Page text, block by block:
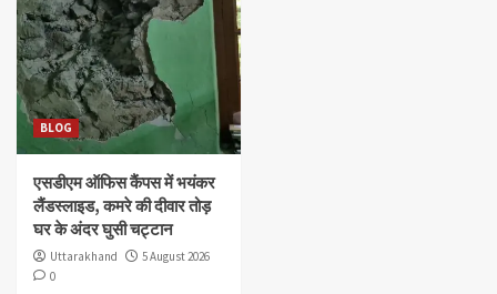
BLOG
एसडीएम ऑफिस कैंपस में भयंकर
लैंडस्लाइड, कमरे की दीवार तोड़
घर के अंदर घुसी चट्टान
Uttarakhand
5 August 2026
0